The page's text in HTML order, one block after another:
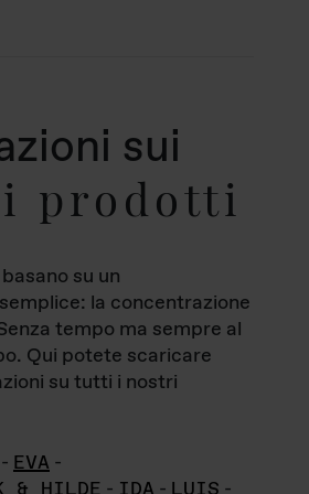
sui
prodotti
su un
la concentrazione
tempo ma sempre al
Qui potete scaricare
su tutti i nostri
- EVA -
& HILDE - IDA - LUIS -